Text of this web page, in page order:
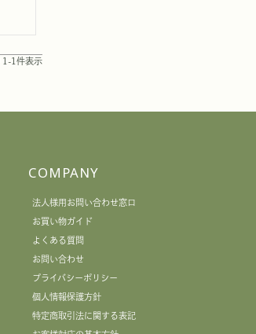
1 -1 件表示
COMPANY
法人様用お問い合わせ窓口
お買い物ガイド
よくある質問
お問い合わせ
プライバシーポリシー
個人情報保護方針
特定商取引法に関する表記